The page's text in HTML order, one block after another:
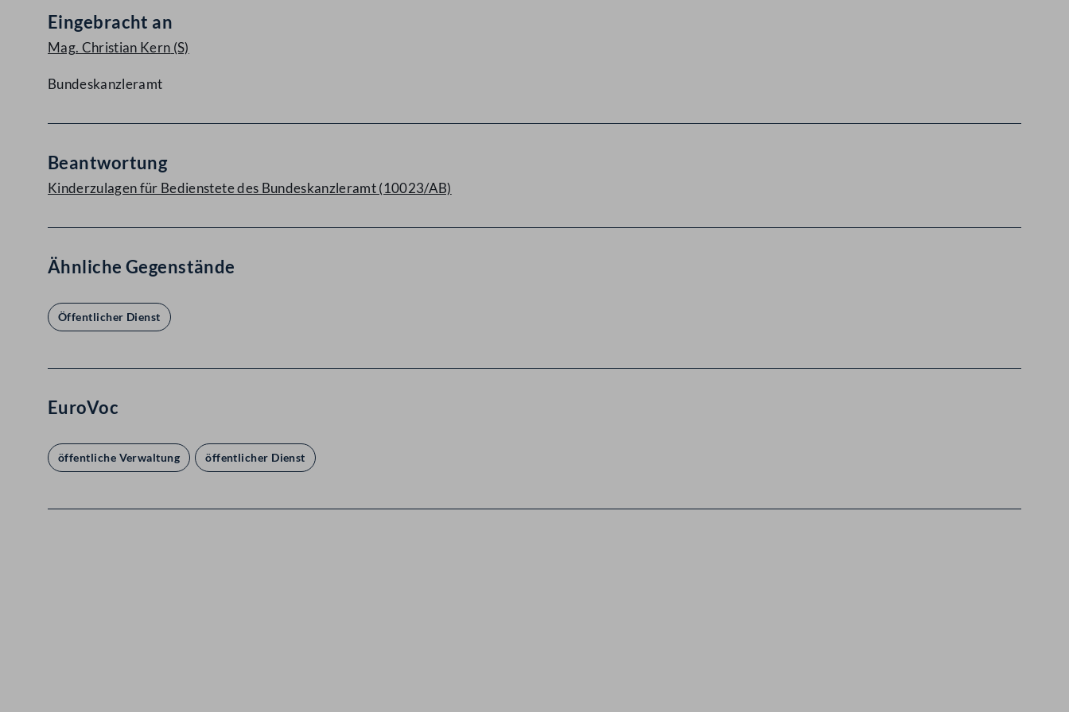
Eingebracht an
Mag. Christian Kern (S)
Bundeskanzleramt
Beantwortung
Kinderzulagen für Bedienstete des Bundeskanzleramt (10023/AB)
Ähnliche Gegenstände
Öffentlicher Dienst
EuroVoc
öffentliche Verwaltung öffentlicher Dienst